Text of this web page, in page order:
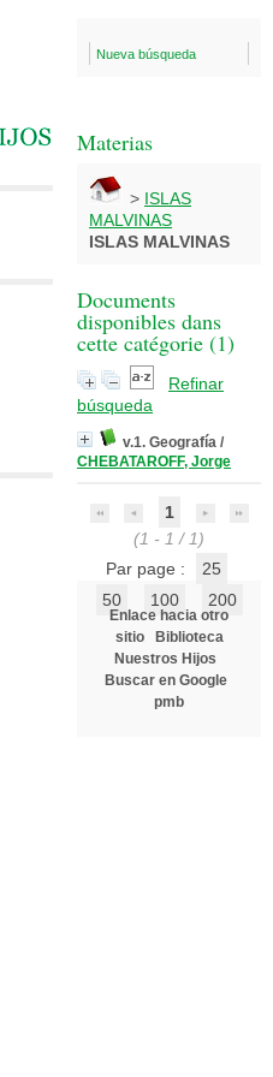
Nueva búsqueda
Materias
> ISLAS
MALVINAS
ISLAS MALVINAS
Documents
disponibles dans
cette catégorie (1)
Refinar
búsqueda
v.1. Geografía /
CHEBATAROFF, Jorge
1
(1 - 1 / 1)
Par page :
25
50
100 200
Enlace hacia otro
sitio
Biblioteca
Nuestros Hijos
Buscar en Google
pmb